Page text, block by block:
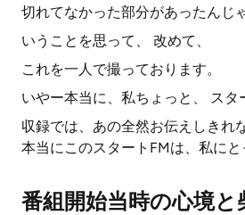
切れてなかった部分があったんじ
いうことを思って、 改めて、
これを一人で撮っております。
いやー本当に、私ちょっと、 スタ
収録では、あの全然お伝えしきれ
本当にこのスタートFMは、私にと
番組開始当時の心境と